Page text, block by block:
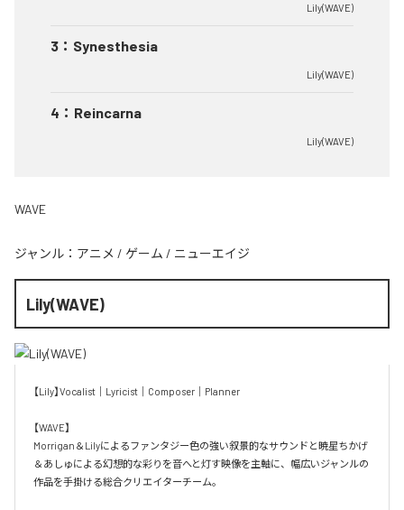
Lily(WAVE)
3 ： Synesthesia
Lily(WAVE)
4 ： Reincarna
Lily(WAVE)
WAVE
ジャンル： アニメ / ゲーム / ニューエイジ
Lily(WAVE)
【Lily】Vocalist｜Lyricist｜Composer｜Planner
【WAVE】
Morrigan＆Lilyによるファンタジー色の強い叙景的なサウンドと暁星ちかげ
＆あしゅによる幻想的な彩りを音へと灯す映像を主軸に、幅広いジャンルの
作品を手掛ける総合クリエイターチーム。